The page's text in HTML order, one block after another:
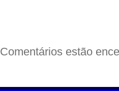
Comentários estão